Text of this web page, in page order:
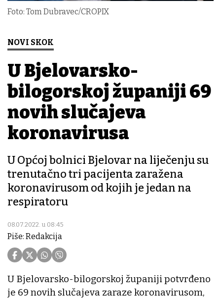
Foto: Tom Dubravec/CROPIX
NOVI SKOK
U Bjelovarsko-
bilogorskoj županiji 69
novih slučajeva
koronavirusa
U Općoj bolnici Bjelovar na liječenju su
trenutačno tri pacijenta zaražena
koronavirusom od kojih je jedan na
respiratoru
08.07.2022. u 08:45
Piše: Redakcija
U Bjelovarsko-bilogorskoj županiji potvrđeno
je 69 novih slučajeva zaraze koronavirusom,